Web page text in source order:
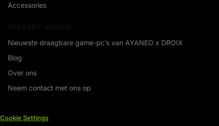
Accessories
Nieuwste draagbare game-pc’s van AYANEO x DROIX
Blog
Over ons
Neem contact met ons op
Cookie Settings